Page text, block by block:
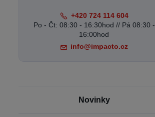
+420 724 114 604
Po - Čt: 08:30 - 16:30hod // Pá 08:30 -
16:00hod
info@impacto.cz
Novinky